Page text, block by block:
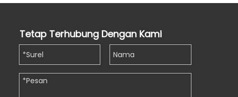
Tetap Terhubung Dengan Kami